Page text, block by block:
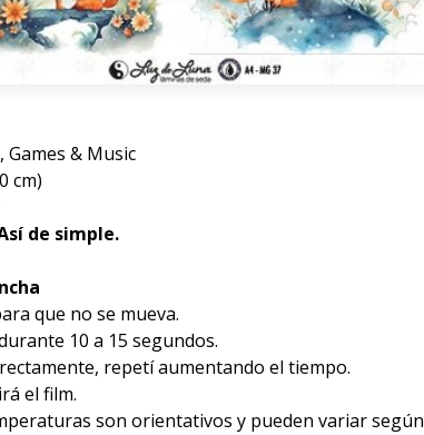
Games & Music
cm)
de simple.
que no se mueva.
10 a 15 segundos.
repetí aumentando el tiempo.
el film.
son orientativos y pueden variar según